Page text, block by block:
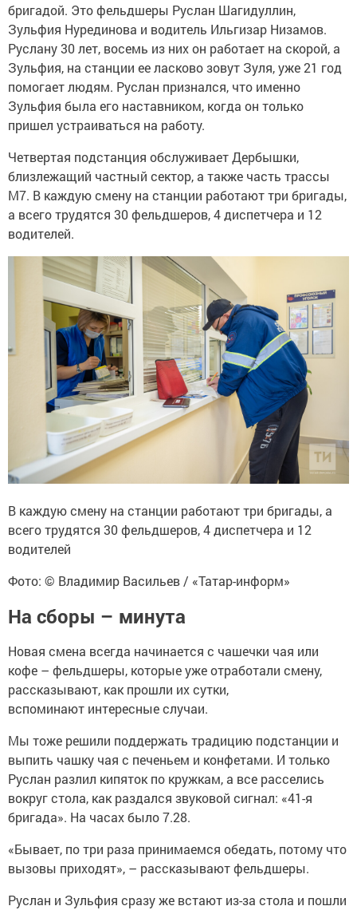
бригадой. Это фельдшеры Руслан Шагидуллин,
Зульфия Нурединова и водитель Ильгизар Низамов.
Руслану 30 лет, восемь из них он работает на скорой, а
Зульфия, на станции ее ласково зовут Зуля, уже 21 год
помогает людям. Руслан признался, что именно
Зульфия была его наставником, когда он только
пришел устраиваться на работу.
Четвертая подстанция обслуживает Дербышки,
близлежащий частный сектор, а также часть трассы
М7. В каждую смену на станции работают три бригады,
а всего трудятся 30 фельдшеров, 4 диспетчера и 12
водителей.
В каждую смену на станции работают три бригады, а
всего трудятся 30 фельдшеров, 4 диспетчера и 12
водителей
Фото: © Владимир Васильев / «Татар-информ»
На сборы – минута
Новая смена всегда начинается с чашечки чая или
кофе – фельдшеры, которые уже отработали смену,
рассказывают, как прошли их сутки,
вспоминают интересные случаи.
Мы тоже решили поддержать традицию подстанции и
выпить чашку чая с печеньем и конфетами. И только
Руслан разлил кипяток по кружкам, а все расселись
вокруг стола, как раздался звуковой сигнал: «41-я
бригада». На часах было 7.28.
«Бывает, по три раза принимаемся обедать, потому что
вызовы приходят», – рассказывают фельдшеры.
Руслан и Зульфия сразу же встают из-за стола и пошли